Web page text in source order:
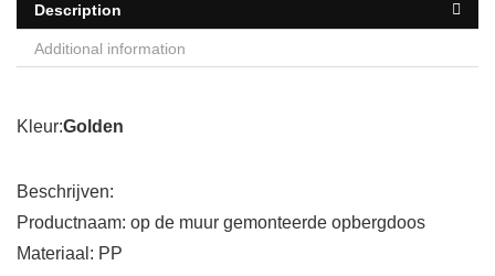
Description
Additional information
Kleur:Golden
Beschrijven:
Productnaam: op de muur gemonteerde opbergdoos
Materiaal: PP